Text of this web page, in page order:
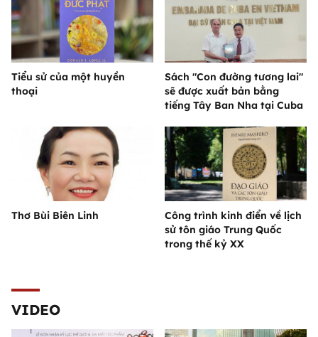
Tiểu sử của một huyền
thoại
Sách "Con đường tương lai"
sẽ được xuất bản bằng
tiếng Tây Ban Nha tại Cuba
Thơ Bùi Biên Linh
Công trình kinh điển về lịch
sử tôn giáo Trung Quốc
trong thế kỷ XX
VIDEO